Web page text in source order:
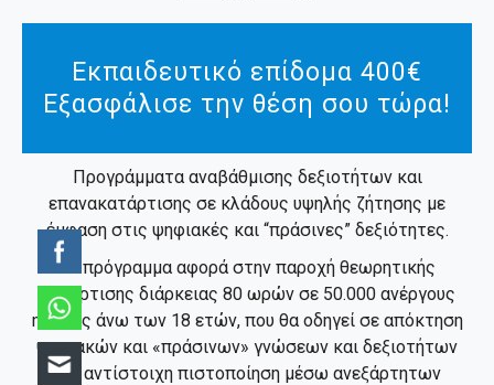
Εκπαιδευτικό επίδομα 400€
Εξασφάλισε την θέση σου τώρα!
Προγράμματα αναβάθμισης δεξιοτήτων και
επανακατάρτισης σε κλάδους υψηλής ζήτησης με
έμφαση στις ψηφιακές και “πράσινες” δεξιότητες.
Το πρόγραμμα αφορά στην παροχή θεωρητικής
κατάρτισης διάρκειας 80 ωρών σε 50.000 ανέργους
ηλικίας άνω των 18 ετών, που θα οδηγεί σε απόκτηση
ψηφιακών και «πράσινων» γνώσεων και δεξιοτήτων
και αντίστοιχη πιστοποίηση μέσω ανεξάρτητων